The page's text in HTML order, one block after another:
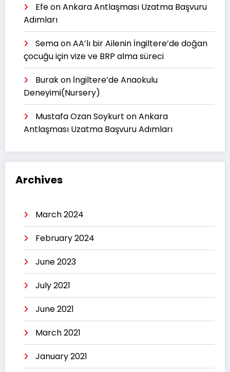
EfeonAnkara Antlaşması Uzatma Başvuru
Adımları
SemaonAA’lı bir Ailenin İngiltere’de doğan
çocuğu için vize ve BRP alma süreci
Burakon İngiltere’de Anaokulu
Deneyimi(Nursery)
Mustafa Ozan Soykurt onAnkara
Antlaşması Uzatma Başvuru Adımları
Archives
March 2024
February 2024
June 2023
July 2021
June 2021
March 2021
January 2021